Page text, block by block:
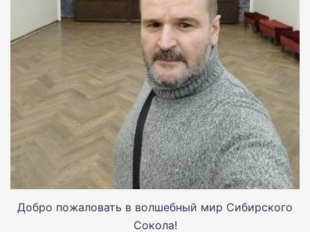
Добро пожаловать в волшебный мир Сибирского
Сокола!